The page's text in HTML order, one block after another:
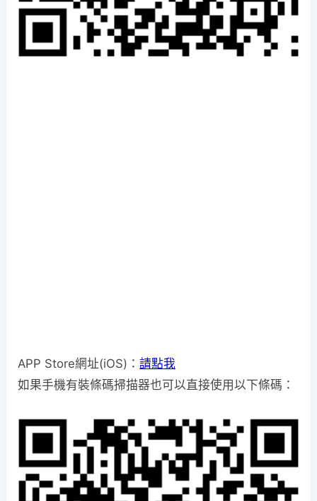
APP Store網址(iOS)： 請點我
如果手機有裝條碼掃描器也可以直接使用以下條碼：